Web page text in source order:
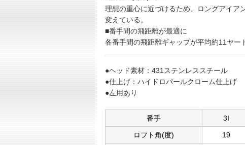
理想の重心に近づけるため、ロングアイア
変えている。
■番手間の飛距離が最適に
各番手間の飛距離ギャップが平均約11ヤ
●ヘッド素材：431ステンレススチール
●仕上げ：ハイドロパールクローム仕上げ
●左用あり
番手 3I
ロフト角(度) 19